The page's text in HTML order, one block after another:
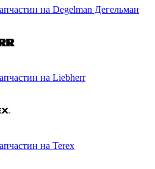
на Degelman Дегельман
на Liebherr
на Terex